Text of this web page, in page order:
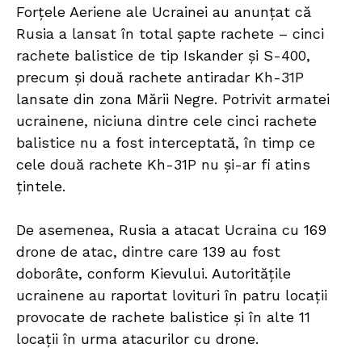
Forțele Aeriene ale Ucrainei au anunțat că
Rusia a lansat în total șapte rachete – cinci
rachete balistice de tip Iskander și S-400,
precum și două rachete antiradar Kh-31P
lansate din zona Mării Negre. Potrivit armatei
ucrainene, niciuna dintre cele cinci rachete
balistice nu a fost interceptată, în timp ce
cele două rachete Kh-31P nu și-ar fi atins
țintele.
De asemenea, Rusia a atacat Ucraina cu 169
drone de atac, dintre care 139 au fost
doborâte, conform Kievului. Autoritățile
ucrainene au raportat lovituri în patru locații
provocate de rachete balistice și în alte 11
locații în urma atacurilor cu drone.